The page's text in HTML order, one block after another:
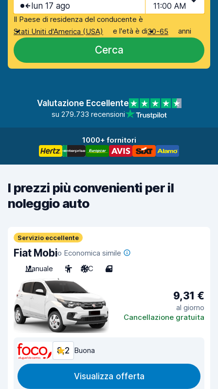
lun 17 ago 11:00 AM
Il Paese di residenza del conducente è
Stati Uniti d'America (USA)
e l'età è di30-65 anni
Cerca
Valutazione Eccellente
su 279.733 recensioni
1000+ fornitori
I prezzi più convenienti per il
noleggio auto
Servizio eccellente
Fiat Mobio Economica simile
Manuale
5 A/C 4
9,31 €
al giorno
Cancellazione gratuita
8,2 Buona
Visualizza offerta